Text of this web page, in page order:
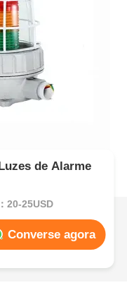
de Alarme
20-25USD
Converse agora